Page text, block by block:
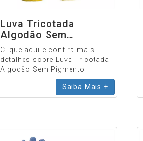
Luva Tricotada
Algodão Sem
Pigmento
Clique aqui e confira mais
detalhes sobre Luva Tricotada
Algodão Sem Pigmento
Saiba Mais +